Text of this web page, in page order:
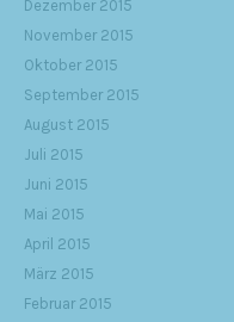
Dezember 2015
November 2015
Oktober 2015
September 2015
August 2015
Juli 2015
Juni 2015
Mai 2015
April 2015
März 2015
Februar 2015